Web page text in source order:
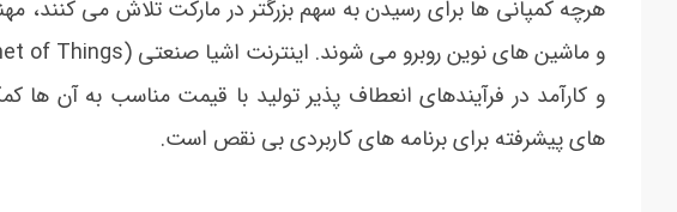
هرچه کمپانی ها برای رسیدن به سهم بزرگتر در مارکت تلاش می کنند،
و کارآمد در فرآیندهای انعطاف پذیر تولید با قیمت مناسب به آن
های پیشرفته برای برنامه های کاربردی بی نقص است.